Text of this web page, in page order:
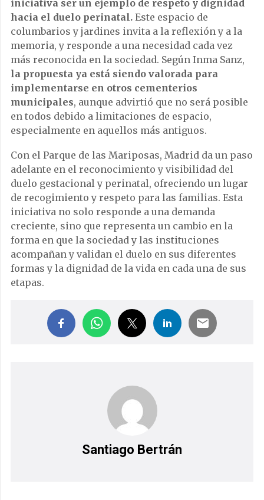
iniciativa ser un ejemplo de respeto y dignidad
hacia el duelo perinatal. Este espacio de
columbarios y jardines invita a la reflexión y a la
memoria, y responde a una necesidad cada vez
más reconocida en la sociedad. Según Inma Sanz,
la propuesta ya está siendo valorada para
implementarse en otros cementerios
municipales, aunque advirtió que no será posible
en todos debido a limitaciones de espacio,
especialmente en aquellos más antiguos.
Con el Parque de las Mariposas, Madrid da un paso
adelante en el reconocimiento y visibilidad del
duelo gestacional y perinatal, ofreciendo un lugar
de recogimiento y respeto para las familias. Esta
iniciativa no solo responde a una demanda
creciente, sino que representa un cambio en la
forma en que la sociedad y las instituciones
acompañan y validan el duelo en sus diferentes
formas y la dignidad de la vida en cada una de sus
etapas.
Santiago Bertrán